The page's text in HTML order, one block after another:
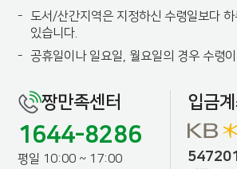
-
도서/산간지역은 지정하신 수령일보다
있습니다.
-
공휴일이나 일요일, 월요일의 경우 수령
짱만족센터
1644-8286
평일 10:00 ~ 17:00
입금